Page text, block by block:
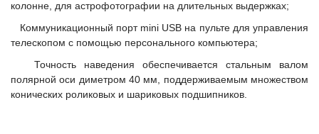
колонне, для астрофотографии на длительных выдержках;
Коммуникационный порт mini USB на пульте для управления
телескопом с помощью персонального компьютера;
Точность наведения обеспечивается стальным валом
полярной оси диметром 40 мм, поддерживаемым множеством
конических роликовых и шариковых подшипников.